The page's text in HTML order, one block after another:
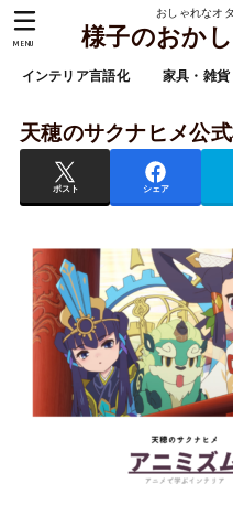
おしゃれなオ
様子のおか
インテリア言語化 家具・雑貨
MENU
天穂のサクナヒメ公
ポスト シェア